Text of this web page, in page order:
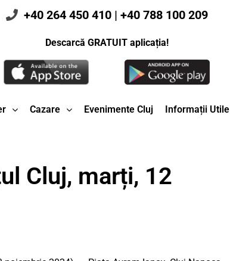
+40 264 450 410 | +40 788 100 209
Descarcă GRATUIT aplicația!
Cazare Evenimente Cluj Informații Utile
Cluj, marți, 12